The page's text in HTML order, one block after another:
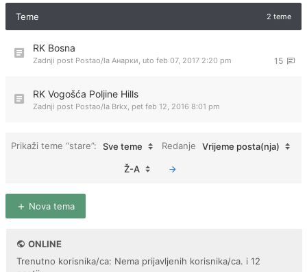
Teme 2 teme
RK Bosna
15
Zadnji post Postao/la Анарки, uto feb 07, 2017 2:20 pm
RK Vogošća Poljine Hills
Zadnji post Postao/la Brkx, pet feb 12, 2016 8:01 pm
Prikaži teme “stare”: Sve teme Redanje Vrijeme posta(nja)
Ž-A
Nova tema
ONLINE
Trenutno korisnika/ca: Nema prijavljenih korisnika/ca. i 12